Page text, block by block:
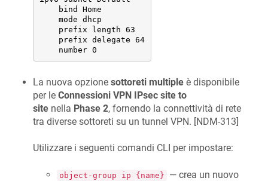
    bind Home
    mode dhcp
    prefix length 63
    prefix delegate 64
    number 0
La nuova opzione sottoreti multiple è disponibile
per le Connessioni VPN IPsec site to
site nella Phase 2, fornendo la connettività di rete
tra diverse sottoreti su un tunnel VPN. [NDM-313]
Utilizzare i seguenti comandi CLI per impostare:
object-group ip {name}
— crea un nuovo